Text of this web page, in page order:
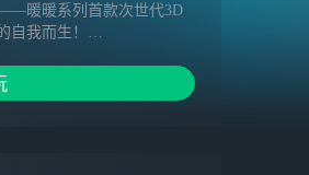
——暖暖系列首款次世代3D
自我而生！
致高清细节，打造服装风